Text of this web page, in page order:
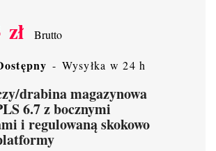
Brutto
Wysyłka w 24 h
drabina magazynowa
6.7 z bocznymi
i regulowaną skokowo